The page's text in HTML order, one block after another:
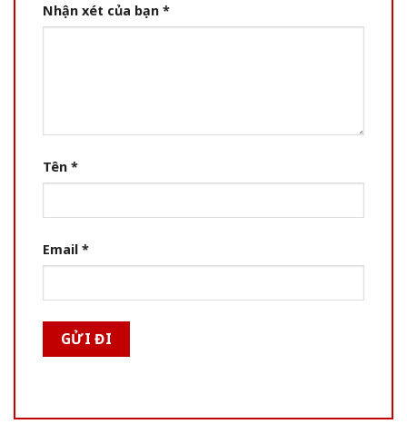
Nhận xét của bạn *
Tên *
Email *